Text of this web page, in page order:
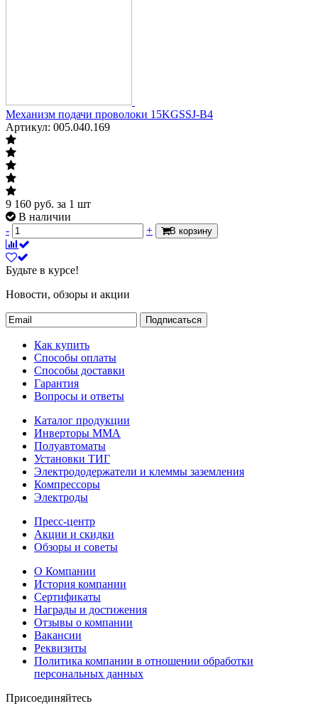
Механизм подачи проволоки 15KGSSJ-B4
Артикул: 005.040.169
9 160 руб. за 1 шт
В наличии
-
+ В корзину
Будьте в курсе!
Новости, обзоры и акции
Подписаться
Как купить
Способы оплаты
Способы доставки
Гарантия
Вопросы и ответы
Каталог продукции
Инверторы ММА
Полуавтоматы
Установки ТИГ
Электрододержатели и клеммы заземления
Компрессоры
Электроды
Пресс-центр
Акции и скидки
Обзоры и советы
О Компании
История компании
Сертификаты
Награды и достижения
Отзывы о компании
Вакансии
Реквизиты
Политика компании в отношении обработки
персональных данных
Присоединяйтесь